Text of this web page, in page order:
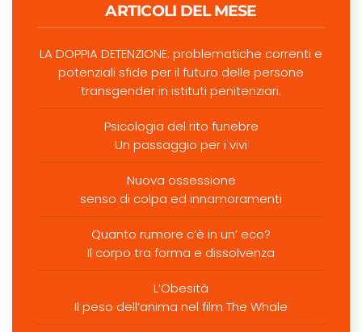
ARTICOLI DEL MESE
LA DOPPIA DETENZIONE: problematiche correnti e
potenziali sfide per il futuro delle persone
transgender in istituti penitenziari.
Psicologia del rito funebre
Un passaggio per i vivi
Nuova ossessione
senso di colpa ed innamoramenti
Quanto rumore c’è in un’ eco?
Il corpo tra forma e dissolvenza
L’Obesità
Il peso dell’anima nel film The Whale